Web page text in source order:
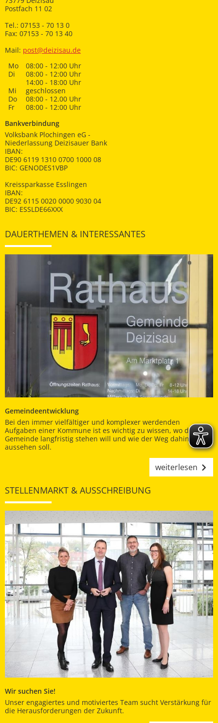
Postfach 11 02
Tel.: 07153 - 70 13 0
Fax: 07153 - 70 13 40
Mail: post@deizisau.de
Mo
08:00 - 12:00 Uhr
Di
08:00 - 12:00 Uhr
14:00 - 18:00 Uhr
Mi
geschlossen
Do
08:00 - 12.00 Uhr
Fr
08:00 - 12:00 Uhr
Bankverbindung
Volksbank Plochingen eG -
Niederlassung Deizisauer Bank
IBAN:
DE90 6119 1310 0700 1000 08
BIC: GENODES1VBP
Kreissparkasse Esslingen
IBAN:
DE92 6115 0020 0000 9030 04
BIC: ESSLDE66XXX
DAUERTHEMEN & INTERESSANTES
Gemeindeentwicklung
Bei den immer vielfältiger und komplexer werdenden
Aufgaben einer Kommune ist es wichtig zu wissen, wo die
Gemeinde langfristig stehen will und wie der Weg dahin
aussehen soll.
weiterlesen
STELLENMARKT & AUSSCHREIBUNG
Wir suchen Sie!
Unser engagiertes und motiviertes Team sucht Verstärkung für
die Herausforderungen der Zukunft.